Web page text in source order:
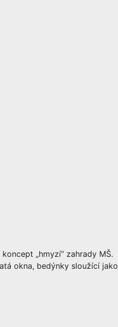
„hmyzí“ zahrady MŠ.
okna, bedýnky sloužící jako